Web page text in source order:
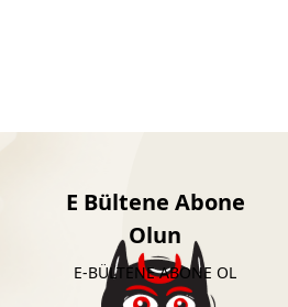
E Bültene Abone
Olun
E-BÜLTENE ABONE OL